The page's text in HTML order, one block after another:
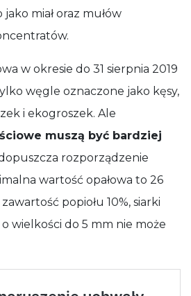
miał oraz mułów
w okresie do 31 sierpnia 2019
węgle oznaczone jako kęsy,
i ekogroszek. Ale
muszą być bardziej
rozporządzenie
wartość opałowa to 26
popiołu 10%, siarki
o wielkości do 5 mm nie może